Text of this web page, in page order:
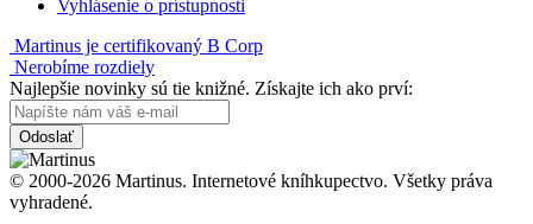
Vyhlásenie o prístupnosti
Martinus je certifikovaný B Corp
Nerobíme rozdiely
Najlepšie novinky sú tie knižné. Získajte ich ako prví:
Odoslať
© 2000-2026 Martinus. Internetové kníhkupectvo. Všetky práva
vyhradené.